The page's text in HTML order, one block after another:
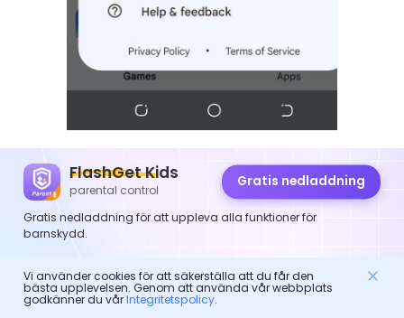
Steg 4. Tryck på "Inställningskugg" i det övre högra
hörnet.
FlashGet Kids
parental control
Gratis nedladdning
Gratis nedladdning för att uppleva alla funktioner för
barnskydd.
Vi använder cookies för att säkerställa att du får den
bästa upplevelsen. Genom att använda vår webbplats
godkänner du vårIntegritetspolicy.